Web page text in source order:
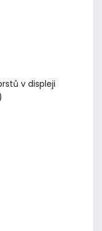
v displeji